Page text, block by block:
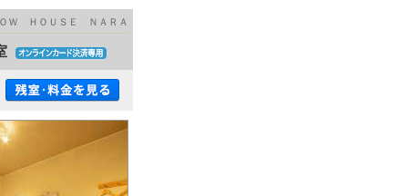
ＯＷ ＨＯＵＳＥ ＮＡＲＡ